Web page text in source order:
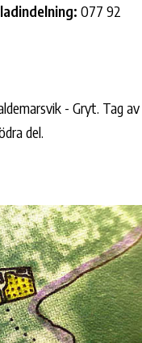
077 92
- Gryt. Tag
del.